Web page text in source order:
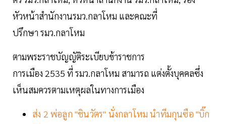
หัวหน้าสำนักงานรมว.กลาโหม และคณะที่
ปรึกษา รมว.กลาโหม
ตามพระราชบัญญัติระเบียบข้าราชการ
การเมือง 2535 ที่ รมว.กลาโหม สามารถ แต่งตั้งบุคคลซึ่ง
เห็นสมควรตามเหตุผลในทางการเมือง
ส่ง 2 พ่อลูก "ชินวัตร" นั่งกลาโหม นำทีมกุนซือ "บิ๊ก